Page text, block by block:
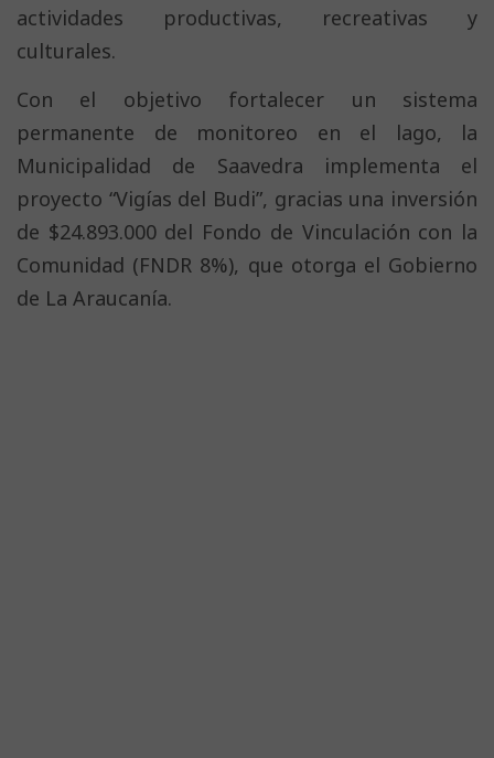
actividades productivas, recreativas y
culturales.
Con el objetivo fortalecer un sistema
permanente de monitoreo en el lago, la
Municipalidad de Saavedra implementa el
proyecto “Vigías del Budi”, gracias una inversión
de $24.893.000 del Fondo de Vinculación con la
Comunidad (FNDR 8%), que otorga el Gobierno
de La Araucanía.